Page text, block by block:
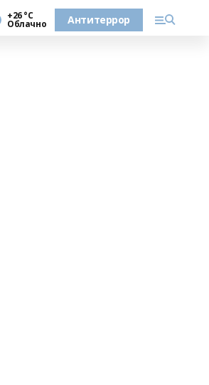
+26 °С
Облачно Антитеррор